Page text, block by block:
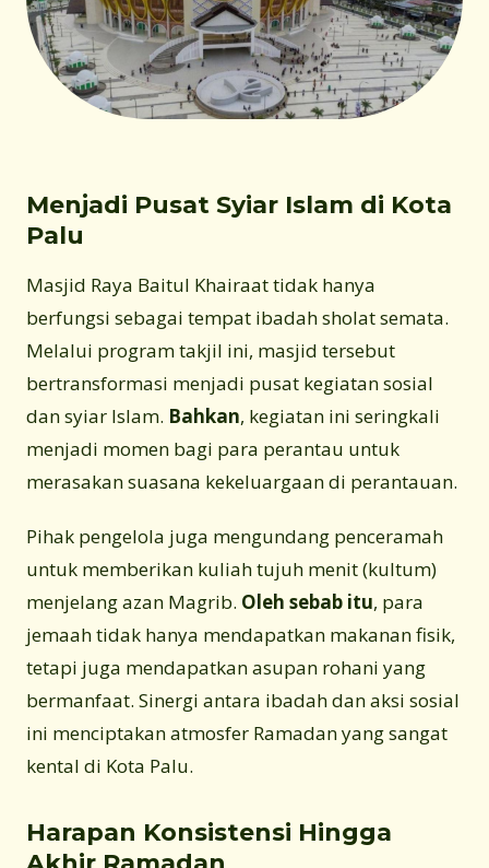
Menjadi Pusat Syiar Islam di Kota
Palu
Masjid Raya Baitul Khairaat tidak hanya
berfungsi sebagai tempat ibadah sholat semata.
Melalui program takjil ini, masjid tersebut
bertransformasi menjadi pusat kegiatan sosial
dan syiar Islam. Bahkan, kegiatan ini seringkali
menjadi momen bagi para perantau untuk
merasakan suasana kekeluargaan di perantauan.
Pihak pengelola juga mengundang penceramah
untuk memberikan kuliah tujuh menit (kultum)
menjelang azan Magrib. Oleh sebab itu, para
jemaah tidak hanya mendapatkan makanan fisik,
tetapi juga mendapatkan asupan rohani yang
bermanfaat. Sinergi antara ibadah dan aksi sosial
ini menciptakan atmosfer Ramadan yang sangat
kental di Kota Palu.
Harapan Konsistensi Hingga